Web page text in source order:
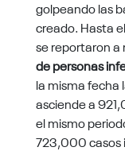
golpeando las
creado. Hasta
se reportaron a
de personas
la misma
asciende a
el mismo
723,000 casos